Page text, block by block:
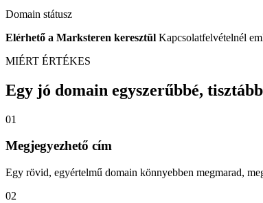
Domain státusz
Elérhető a Marksteren keresztül Kapcsolatfelvételnél
MIÉRT ÉRTÉKES
Egy jó domain egyszerűbbé,
01
Megjegyezhető cím
Egy rövid, egyértelmű domain könnyebben megmarad,
02